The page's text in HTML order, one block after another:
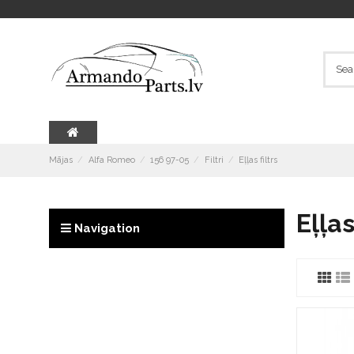
Mājas Alfa Romeo 156 97-05 Filtri Eļļas filtrs
Navigation